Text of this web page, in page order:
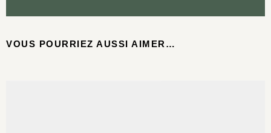
VOUS POURRIEZ AUSSI AIMER…